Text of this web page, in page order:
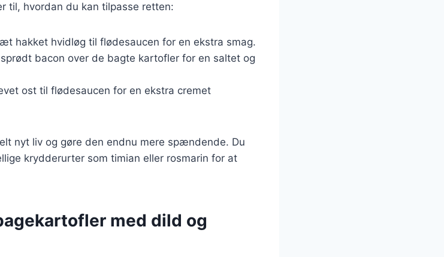
til, hvordan du kan tilpasse retten:
hakket hvidløg til flødesaucen for en ekstra smag.
bacon over de bagte kartofler for en saltet og
ost til flødesaucen for en ekstra cremet
nyt liv og gøre den endnu mere spændende. Du
krydderurter som timian eller rosmarin for at
med dild og